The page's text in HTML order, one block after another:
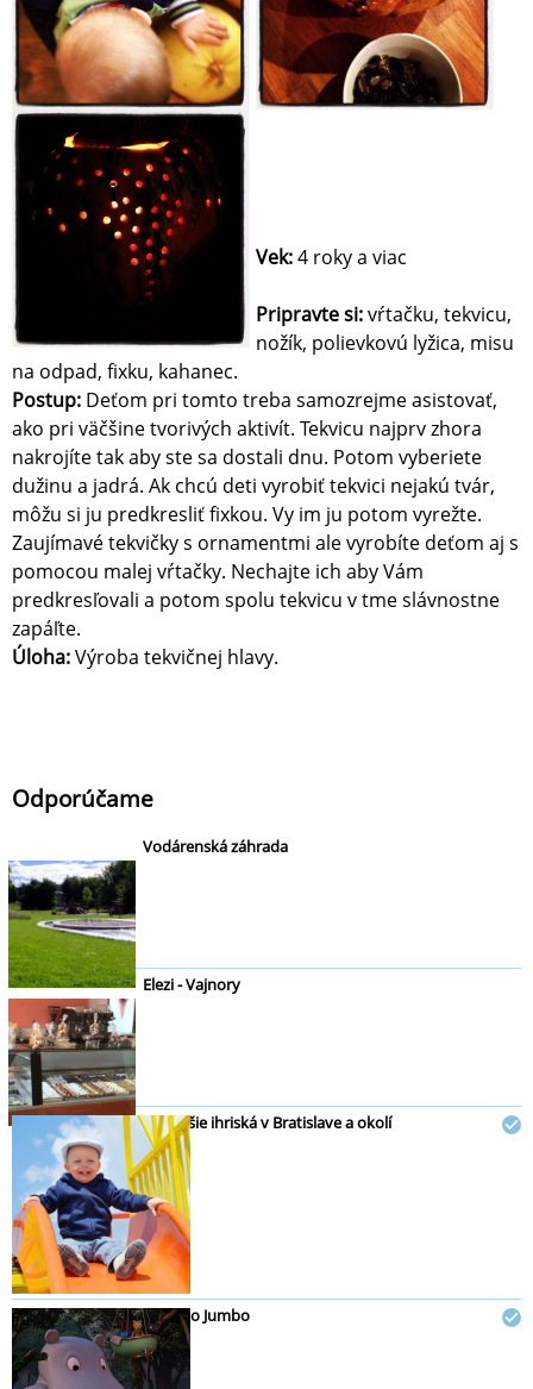
Vek:4 roky a viac
Pripravte si:vŕtačku, tekvicu,
nožík, polievkovú lyžica, misu
na odpad, fixku, kahanec.
Postup: Deťom pri tomto treba samozrejme asistovať,
ako pri väčšine tvorivých aktivít. Tekvicu najprv zhora
nakrojíte tak aby ste sa dostali dnu. Potom vyberiete
dužinu a jadrá. Ak chcú deti vyrobiť tekvici nejakú tvár,
môžu si ju predkresliť fixkou. Vy im ju potom vyrežte.
Zaujímavé tekvičky s ornamentmi ale vyrobíte deťom aj s
pomocou malej vŕtačky. Nechajte ich aby Vám
predkresľovali a potom spolu tekvicu v tme slávnostne
zapáľte.
Úloha:Výroba tekvičnej hlavy.
Odporúčame
Vodárenská záhrada
Elezi - Vajnory
Najlepšie ihriská v Bratislave a okolí
Mumbo Jumbo